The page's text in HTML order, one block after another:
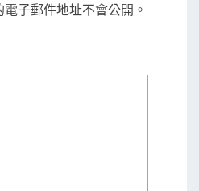
子郵件地址不會公開。